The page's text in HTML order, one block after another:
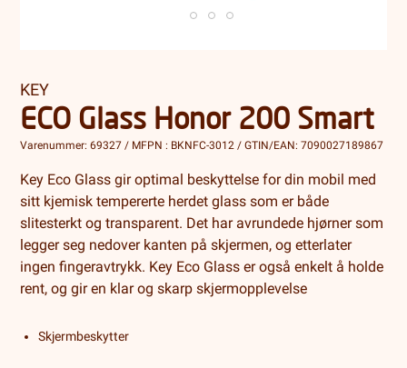
KEY
ECO Glass Honor 200 Smart
Varenummer: 69327 / MFPN : BKNFC-3012 / GTIN/EAN: 7090027189867
Key Eco Glass gir optimal beskyttelse for din mobil med
sitt kjemisk tempererte herdet glass som er både
slitesterkt og transparent. Det har avrundede hjørner som
legger seg nedover kanten på skjermen, og etterlater
ingen fingeravtrykk. Key Eco Glass er også enkelt å holde
rent, og gir en klar og skarp skjermopplevelse
Skjermbeskytter